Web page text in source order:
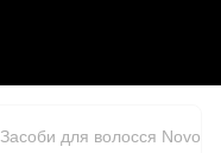
Засоби для волосся Novon